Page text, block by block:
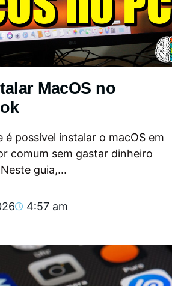
MacOS no
é possível instalar o macOS em
comum sem gastar dinheiro
guia,...
4:57 am